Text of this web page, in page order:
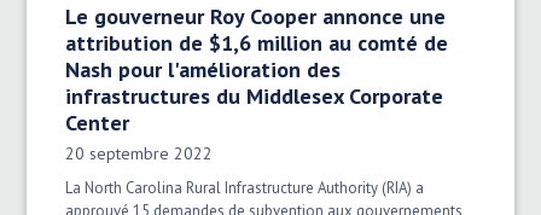
Le gouverneur Roy Cooper annonce une
attribution de $1,6 million au comté de
Nash pour l'amélioration des
infrastructures du Middlesex Corporate
Center
Date publiée:
20 septembre 2022
La North Carolina Rural Infrastructure Authority (RIA) a
approuvé 15 demandes de subvention aux gouvernements